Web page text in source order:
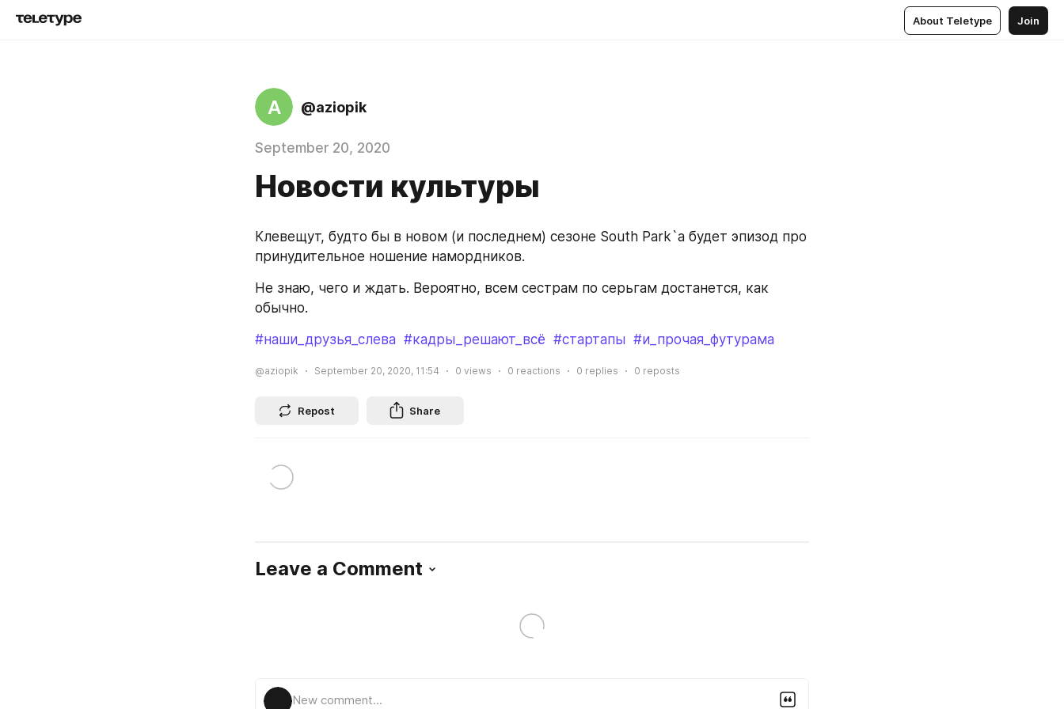
About Teletype Join
A @aziopik
September 20, 2020
Новости культуры
Клевещут, будто бы в новом (и последнем) сезоне South Park`a будет эпизод про
принудительное ношение намордников.
Не знаю, чего и ждать. Вероятно, всем сестрам по серьгам достанется, как
обычно.
#наши_друзья_слева #кадры_решают_всё #стартапы #и_прочая_футурама
@aziopik September 20, 2020, 11:54 0 views 0 reactions 0 replies 0 reposts
Repost Share
Leave a Comment